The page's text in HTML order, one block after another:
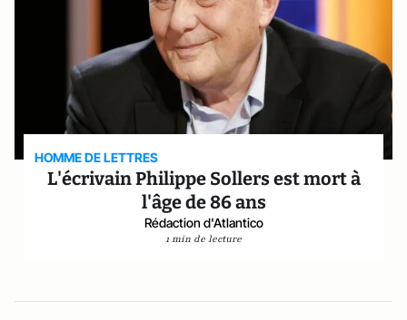
HOMME DE LETTRES
L'écrivain Philippe Sollers est mort à
l'âge de 86 ans
Rédaction d'Atlantico
1 min de lecture